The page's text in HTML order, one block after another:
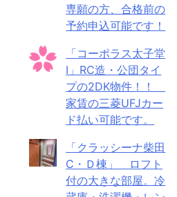
専願の方、合格前の
予約申込可能です！
「コーポラス太子堂
Ⅰ」RC造・公団タイ
プの2DK物件！！
家賃の三菱UFJカー
ド払い可能です。
「クラッシーナ柴田
C・Ｄ棟」 ロフト
付の大きな部屋。冷